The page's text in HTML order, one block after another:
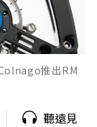
推出RM
聽遠見